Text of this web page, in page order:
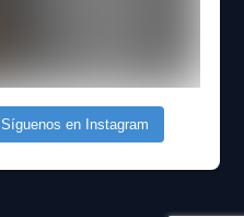
Síguenos en Instagram